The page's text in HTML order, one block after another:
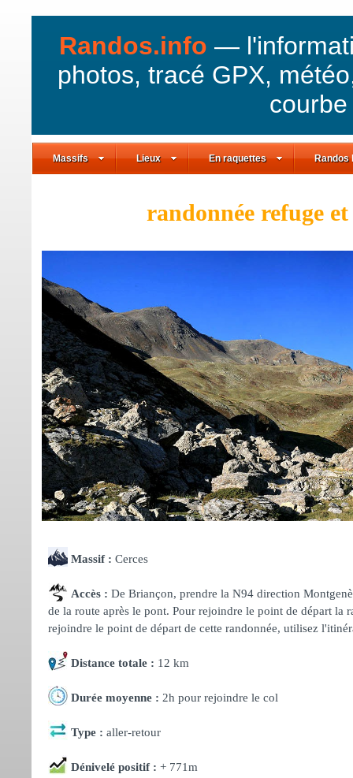
Randos.info —
photos, tracé GPX,
Massifs Lieux En raquettes Randos
randonnée refuge
Massif : Cerces
Accès : De Briançon, prendre la N94 direction
de la route après le pont. Pour rejoindre le point de départ
rejoindre le point de départ de cette randonnée, utilisez
Distance totale : 12 km
Durée moyenne : 2h pour rejoindre le col
Type : aller-retour
Dénivelé positif : + 771m